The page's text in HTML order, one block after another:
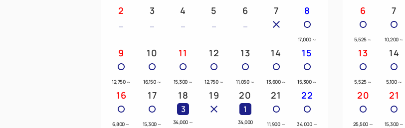
2 3 4 5 6 7 8
17,000 ～
9
12,750 ～
10
16,150 ～
11
15,300 ～
12
12,750 ～
13
11,050 ～
14
13,600 ～
15
15,300 ～
16
6,800 ～
17
15,300 ～
18
3
34,000 ～
19 20
1
34,000
21
11,900 ～
22
34,000 ～
6
5,525 ～
7
10,200 ～
13
5,525 ～
14
5,100 ～
20
25,500 ～
21
15,300 ～